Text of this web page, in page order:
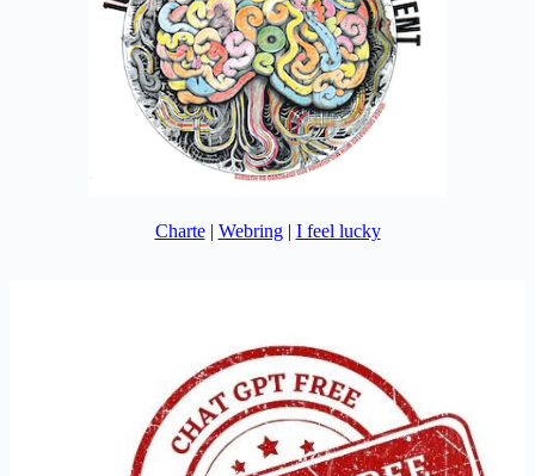
Charte| Webring| I feel lucky